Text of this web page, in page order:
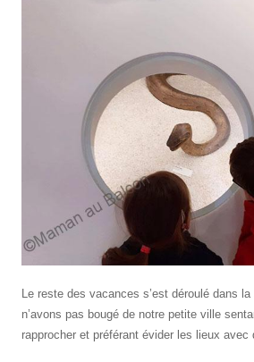
Le reste des vacances s’est déroulé dans
n’avons pas bougé de notre petite ville
rapprocher et préférant évider les lieux avec